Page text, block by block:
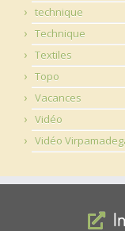
technique
Technique
Textiles
Topo
Vacances
Vidéo
Vidéo